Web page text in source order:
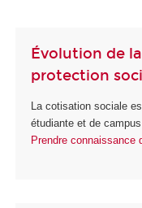
Évolution de
protection
La cotisation sociale
étudiante et de campus
Prendre connaissance